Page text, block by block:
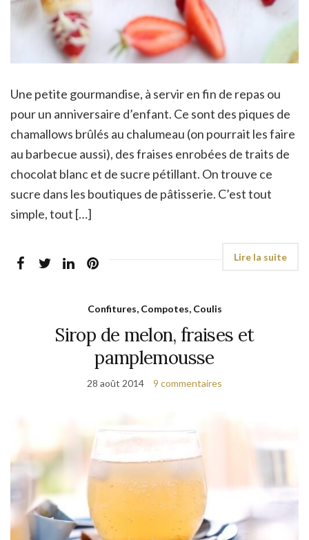
Une petite gourmandise, à servir en fin de repas ou
pour un anniversaire d’enfant. Ce sont des piques de
chamallows brûlés au chalumeau (on pourrait les faire
au barbecue aussi), des fraises enrobées de traits de
chocolat blanc et de sucre pétillant. On trouve ce
sucre dans les boutiques de pâtisserie. C’est tout
simple, tout […]
Confitures, Compotes, Coulis
Sirop de melon, fraises et
pamplemousse
28 août 2014 9 commentaires